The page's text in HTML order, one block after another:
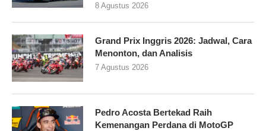
8 Agustus 2026
Grand Prix Inggris 2026: Jadwal, Cara
Menonton, dan Analisis
7 Agustus 2026
Pedro Acosta Bertekad Raih
Kemenangan Perdana di MotoGP